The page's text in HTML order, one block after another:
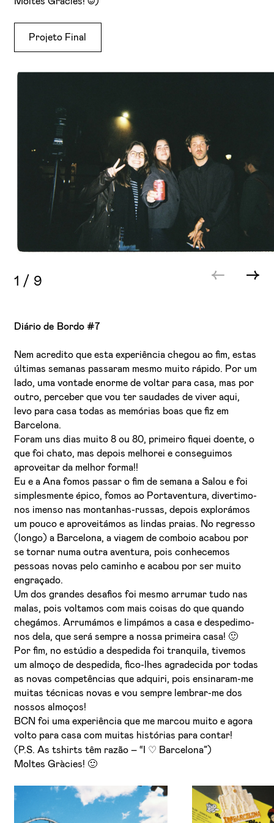
Projeto Final
1 / 9
Diário de Bordo #7
Nem acredito que esta experiência chegou ao fim, estas
últimas semanas passaram mesmo muito rápido. Por um
lado, uma vontade enorme de voltar para casa, mas por
outro, perceber que vou ter saudades de viver aqui,
levo para casa todas as memórias boas que fiz em
Barcelona.
Foram uns dias muito 8 ou 80, primeiro fiquei doente, o
que foi chato, mas depois melhorei e conseguimos
aproveitar da melhor forma!!
Eu e a Ana fomos passar o fim de semana a Salou e foi
simplesmente épico, fomos ao Portaventura, divertimo-
nos imenso nas montanhas-russas, depois explorámos
um pouco e aproveitámos as lindas praias. No regresso
(longo) a Barcelona, a viagem de comboio acabou por
se tornar numa outra aventura, pois conhecemos
pessoas novas pelo caminho e acabou por ser muito
engraçado.
Um dos grandes desafios foi mesmo arrumar tudo nas
malas, pois voltamos com mais coisas do que quando
chegámos. Arrumámos e limpámos a casa e despedimo-
nos dela, que será sempre a nossa primeira casa! 🙂
Por fim, no estúdio a despedida foi tranquila, tivemos
um almoço de despedida, fico-lhes agradecida por todas
as novas competências que adquiri, pois ensinaram-me
muitas técnicas novas e vou sempre lembrar-me dos
nossos almoços!
BCN foi uma experiência que me marcou muito e agora
volto para casa com muitas histórias para contar!
(P.S. As tshirts têm razão – “I ♡ Barcelona”)
Moltes Gràcies! 🙂